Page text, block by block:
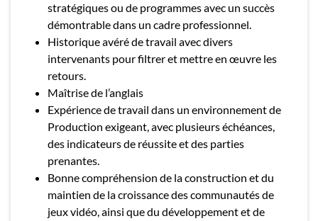
stratégiques ou de programmes avec un succès
démontrable dans un cadre professionnel.
Historique avéré de travail avec divers
intervenants pour filtrer et mettre en œuvre les
retours.
Maîtrise de l’anglais
Expérience de travail dans un environnement de
Production exigeant, avec plusieurs échéances,
des indicateurs de réussite et des parties
prenantes.
Bonne compréhension de la construction et du
maintien de la croissance des communautés de
jeux vidéo, ainsi que du développement et de